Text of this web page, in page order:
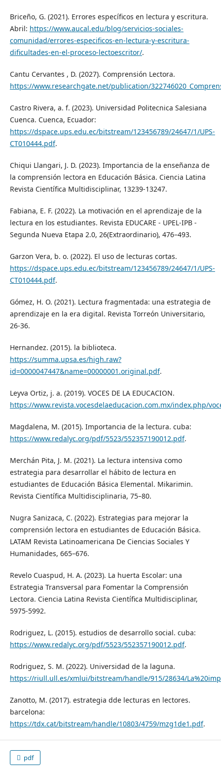
Briceño, G. (2021). Errores específicos en lectura y escritura.
Abril: https://www.aucal.edu/blog/servicios-sociales-
comunidad/errores-especificos-en-lectura-y-escritura-
dificultades-en-el-proceso-lectoescritor/.
Cantu Cervantes , D. (2027). Comprensión Lectora.
https://www.researchgate.net/publication/
Castro Rivera, a. f. (2023). Universidad Politecnica Salesiana
Cuenca. Cuenca, Ecuador:
https://dspace.ups.edu.ec/bitstream/123456789/24647/1/UPS-
CT010444.pdf.
Chiqui Llangari, J. D. (2023). Importancia de la enseñanza de
la comprensión lectora en Educación Básica. Ciencia Latina
Revista Científica Multidisciplinar, 13239-13247.
Fabiana, E. F. (2022). La motivación en el aprendizaje de la
lectura en los estudiantes. Revista EDUCARE - UPEL-IPB -
Segunda Nueva Etapa 2.0, 26(Extraordinario), 476–493.
Garzon Vera, b. o. (2022). El uso de lecturas cortas.
https://dspace.ups.edu.ec/bitstream/123456789/24647/1/UPS-
CT010444.pdf.
Gómez, H. O. (2021). Lectura fragmentada: una estrategia de
aprendizaje en la era digital. Revista Torreón Universitario,
26-36.
Hernandez. (2015). la biblioteca.
https://summa.upsa.es/high.raw?
id=0000047447&name=00000001.original.pdf.
Leyva Ortiz, j. a. (2019). VOCES DE LA EDUCACION.
https://www.revista.vocesdelaeducacion.com.mx/index.php/
Magdalena, M. (2015). Importancia de la lectura. cuba:
https://www.redalyc.org/pdf/5523/552357190012.pdf.
Merchán Pita, J. M. (2021). La lectura intensiva como
estrategia para desarrollar el hábito de lectura en
estudiantes de Educación Básica Elemental. Mikarimin.
Revista Científica Multidisciplinaria, 75–80.
Nugra Sanizaca, C. (2022). Estrategias para mejorar la
comprensión lectora en estudiantes de Educación Básica.
LATAM Revista Latinoamericana De Ciencias Sociales Y
Humanidades, 665–676.
Revelo Cuaspud, H. A. (2023). La huerta Escolar: una
Estrategia Transversal para Fomentar la Comprensión
Lectora. Ciencia Latina Revista Científica Multidisciplinar,
5975-5992.
Rodriguez, L. (2015). estudios de desarrollo social. cuba:
https://www.redalyc.org/pdf/5523/552357190012.pdf.
Rodriguez, S. M. (2022). Universidad de la laguna.
https://riull.ull.es/xmlui/bitstream/handle/915/28634/
Zanotto, M. (2017). estrategia dde lecturas en lectores.
barcelona:
https://tdx.cat/bitstream/handle/10803/4759/mzg1de1.pdf.
pdf